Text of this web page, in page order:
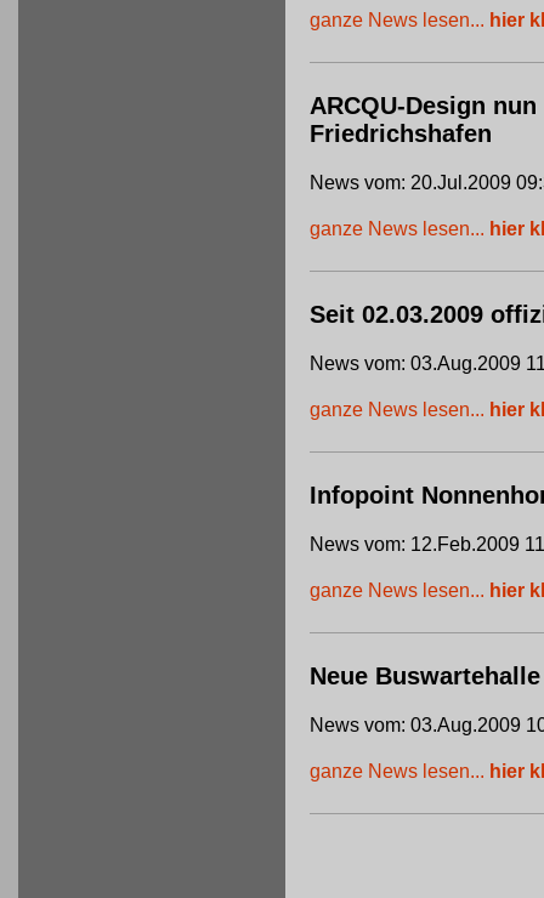
ganze News lesen... hier
ARCQU-Design
Friedrichshafen
News vom: 20.Jul.2009
ganze News lesen... hier
Seit 02.03.2009
News vom: 03.Aug.2009
ganze News lesen... hier
Infopoint
News vom: 12.Feb.2009
ganze News lesen... hier
Neue
News vom: 03.Aug.2009
ganze News lesen... hier